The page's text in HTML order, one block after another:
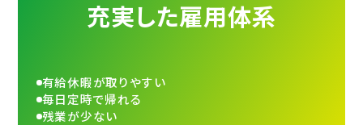
充実した雇用体系
有給休暇が取りやすい
毎日定時で帰れる
残業が少ない